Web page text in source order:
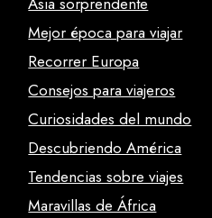
Mejor época para viajar
Recorrer Europa
Consejos para viajeros
Curiosidades del mundo
Descubriendo América
Tendencias sobre viajes
Maravillas de África